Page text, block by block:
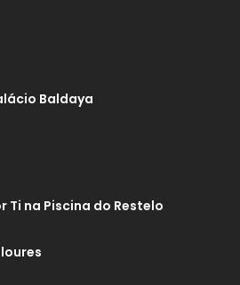
Baldaya
Ti na Piscina do Restelo